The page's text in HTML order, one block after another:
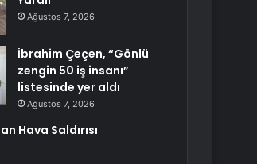
Ağustos 7, 2026
İbrahim Çeçen, “Gönlü
zengin 50 iş insanı”
listesinde yer aldı
Ağustos 7, 2026
Hava Saldırısı